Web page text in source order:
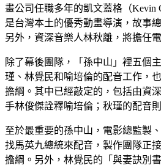
畫公司任職多年的凱文蓋格（Kevin
是台灣本土的優秀動畫導演，故事
另外，資深音樂人林秋離，將擔任
除了幕後團隊，「孫中山」裡五個
瑾、林覺民和喻培倫的配音工作，
擔綱。其中已經敲定的，包括由資
手林俊傑詮釋喻培倫；秋瑾的配音
至於最重要的孫中山，電影總監製
找馬英九總統來配音，製作團隊正
擔綱。另外，林覺民的「與妻訣別